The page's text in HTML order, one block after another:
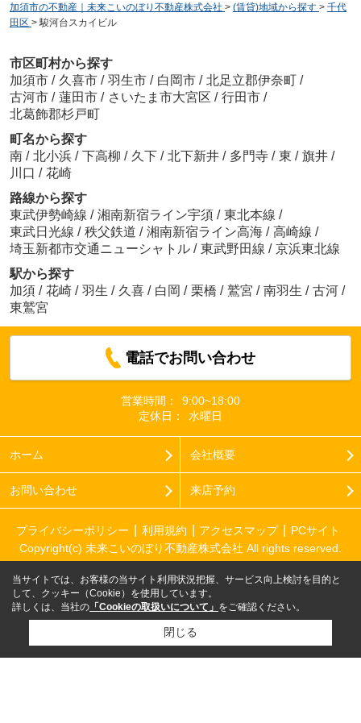
加須市の不動産｜未来こいのぼり不動産株式会社 > (賃貸)地域から探す > 千代
田区 > 駿河台スカイビル
市区町村から探す
加須市 / 久喜市 / 羽生市 / 白岡市 / 北足立郡伊奈町 /
古河市 / 蓮田市 / さいたま市大宮区 / 行田市 /
北葛飾郡杉戸町
町名から探す
南 / 北小浜 / 下高柳 / 久下 / 北下新井 / 多門寺 / 東 / 旗井 /
川口 / 花崎
路線から探す
東武伊勢崎線 / 湘南新宿ライン宇須 / 東北本線 /
東武日光線 / 秩父鉄道 / 湘南新宿ライン高海 / 高崎線 /
埼玉新都市交通ニューシャトル / 東武野田線 / 京浜東北線
駅から探す
加須 / 花崎 / 羽生 / 久喜 / 白岡 / 栗橋 / 鷲宮 / 南羽生 / 古河 /
東鷲宮
電話でお問い合わせ
営業時間：
9:00~18:00
定休日：
水曜日
ホーム 会社概要
お問い合わせ 来店予約
プライバシーポリシー 利用規約 アクセスマップ
PCサイト
Copyright(c) 未来こいのぼり不動産株式会社 All rights reserved.
当サイトでは、お客様の当サイト利用状況把握、サービス向上検討を目的と
して、クッキー（Cookie）を使用しています。
詳しくは、当社の 「Cookieの取扱いについて」 をご確認ください。
閉じる